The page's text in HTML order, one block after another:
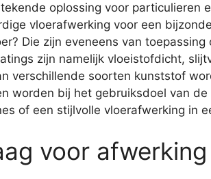
oplossing voor particulieren
vloerafwerking voor een
Die zijn eveneens van toepassing
zijn namelijk vloeistofdicht,
verschillende soorten kunststof
worden bij het gebruiksdoel van de
of een stijlvolle vloerafwerking in
voor